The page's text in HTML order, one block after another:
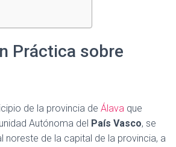
Práctica sobre
de la provincia de Álava que
Autónoma del País Vasco, se
noreste de la capital de la provincia, a